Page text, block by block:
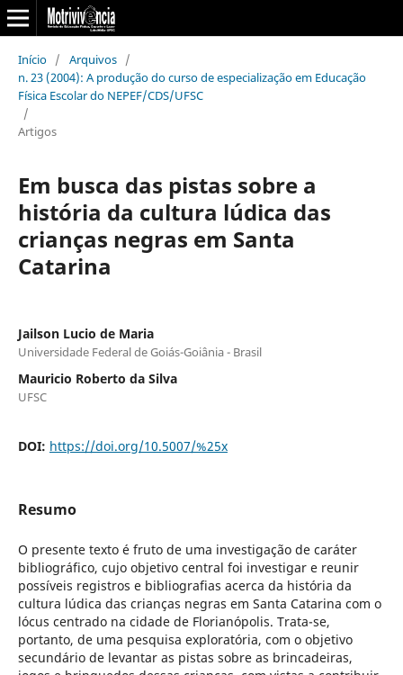
Início / Arquivos /
n. 23 (2004): A produção do curso de especialização em Educação
Física Escolar do NEPEF/CDS/UFSC
/
Artigos
Em busca das pistas sobre a
história da cultura lúdica das
crianças negras em Santa
Catarina
Jailson Lucio de Maria
Universidade Federal de Goiás-Goiânia - Brasil
Mauricio Roberto da Silva
UFSC
DOI: https://doi.org/10.5007/%25x
Resumo
O presente texto é fruto de uma investigação de caráter
bibliográfico, cujo objetivo central foi investigar e reunir
possíveis registros e bibliografias acerca da história da
cultura lúdica das crianças negras em Santa Catarina com o
lócus centrado na cidade de Florianópolis. Trata-se,
portanto, de uma pesquisa exploratória, com o objetivo
secundário de levantar as pistas sobre as brincadeiras,